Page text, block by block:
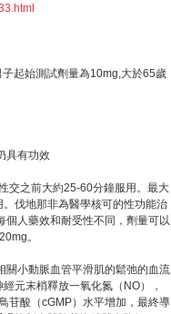
起始測試劑量為10mg,大於65歲
具有功效
交之前大約25-60分鐘服用。最大
伐地那非為醫學核可的性功能治
個人藥效和耐受性不同，劑量可以
。
關小動脈血管平滑肌的鬆弛的血流
元末梢釋放一氧化氮（NO），
苷酸（cGMP）水平增加，最終導